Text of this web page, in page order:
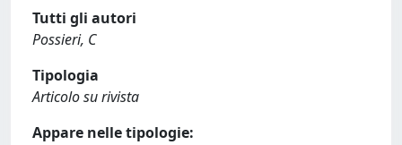
Tutti gli autori
Possieri, C
Tipologia
Articolo su rivista
Appare nelle tipologie: